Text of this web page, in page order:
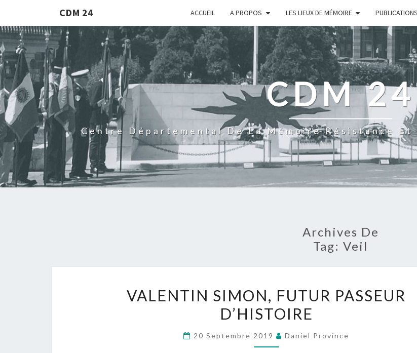
CDM 24 ACCUEIL A PROPOS LES LIEUX DE MÉMOIRE PUBLICATIONS
CDM 24
Centre Départemental De La Mémoire Résistance
Archives De
Tag: Veil
SIMON,
FUTUR
D’HISTOIRE
VALENTIN SIMON, FUTUR PASSEUR
D’HISTOIRE
20 Septembre 2019 Daniel Province